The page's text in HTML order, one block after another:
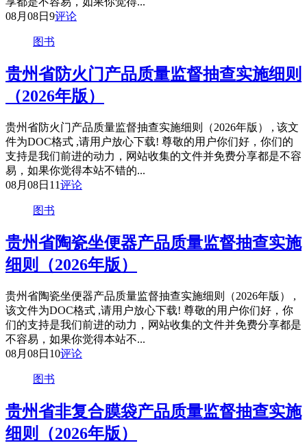
08月08日 9评论
图书
贵州省防火门产品质量监督抽查实施细则
（2026年版）
贵州省防火门产品质量监督抽查实施细则（2026年版） , 该文
件为DOC格式 ,请用户放心下载! 尊敬的用户你们好，你们的
支持是我们前进的动力，网站收集的文件并免费分享都是不容
易，如果你觉得本站不错的...
08月08日 11评论
图书
贵州省陶瓷坐便器产品质量监督抽查实施
细则（2026年版）
贵州省陶瓷坐便器产品质量监督抽查实施细则（2026年版） ,
该文件为DOC格式 ,请用户放心下载! 尊敬的用户你们好，你
们的支持是我们前进的动力，网站收集的文件并免费分享都是
不容易，如果你觉得本站不...
08月08日 10评论
图书
贵州省非复合膜袋产品质量监督抽查实施
细则（2026年版）